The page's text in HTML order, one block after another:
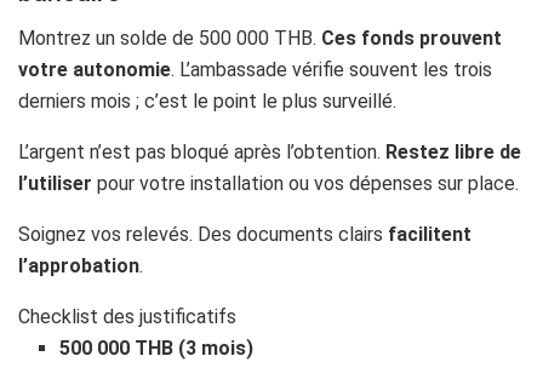
Montrez un solde de 500 000 THB. Ces fonds prouvent
votre autonomie. L’ambassade vérifie souvent les trois
derniers mois ; c’est le point le plus surveillé.
L’argent n’est pas bloqué après l’obtention. Restez libre de
l’utiliser pour votre installation ou vos dépenses sur place.
Soignez vos relevés. Des documents clairs facilitent
l’approbation.
Checklist des justificatifs
500 000 THB (3 mois)